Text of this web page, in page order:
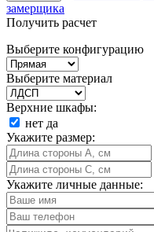
замерщика
Получить расчет
Выберите конфигурацию
Выберите материал
Верхние шкафы:
нет да
Укажите размер:
Укажите личные данные: